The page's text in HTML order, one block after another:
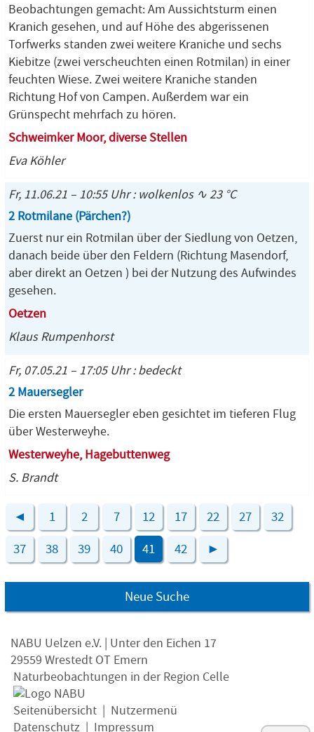
Beobachtungen gemacht: Am Aussichtsturm einen
Kranich gesehen, und auf Höhe des abgerissenen
Torfwerks standen zwei weitere Kraniche und sechs
Kiebitze (zwei verscheuchten einen Rotmilan) in einer
feuchten Wiese. Zwei weitere Kraniche standen
Richtung Hof von Campen. Außerdem war ein
Grünspecht mehrfach zu hören.
Schweimker Moor, diverse Stellen
Eva Köhler
Fr, 11.06.21 – 10:55 Uhr : wolkenlos ∿ 23 °C
2 Rotmilane (Pärchen?)
Zuerst nur ein Rotmilan über der Siedlung von Oetzen,
danach beide über den Feldern (Richtung Masendorf,
aber direkt an Oetzen ) bei der Nutzung des Aufwindes
gesehen.
Oetzen
Klaus Rumpenhorst
Fr, 07.05.21 – 17:05 Uhr : bedeckt
2 Mauersegler
Die ersten Mauersegler eben gesichtet im tieferen Flug
über Westerweyhe.
Westerweyhe, Hagebuttenweg
S. Brandt
◄ 1 2 7 12 17 22 27 32
37 38 39 40 41 42 ►
Neue Suche
NABU Uelzen e.V. | Unter den Eichen 17
29559 Wrestedt OT Emern
Naturbeobachtungen in der Region Celle
Seitenübersicht
Nutzermenü
Datenschutz
Impressum